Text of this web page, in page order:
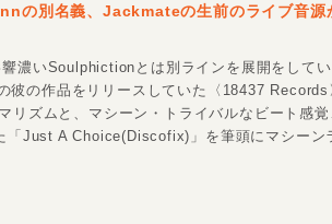
別名義、Jackmateの生前のライブ音源
濃いSoulphictionとは別ラインを展開をして
彼の作品をリリースしていた〈18437 Records
リズムと、マシーン・トライバルなビート感覚
「Just A Choice(Discofix)」を筆頭にマシーン